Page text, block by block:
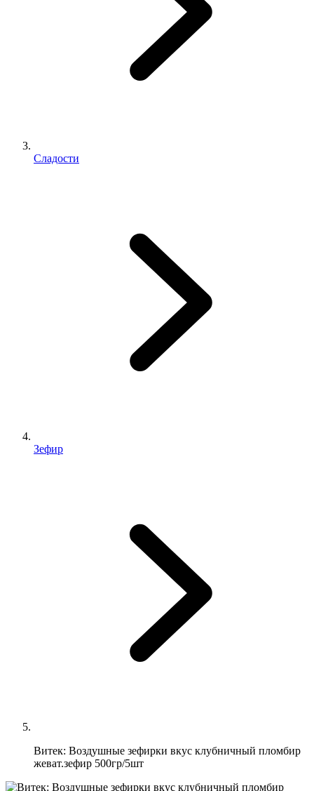
Сладости
Зефир
Витек: Воздушные зефирки вкус клубничный пломбир
жеват.зефир 500гр/5шт